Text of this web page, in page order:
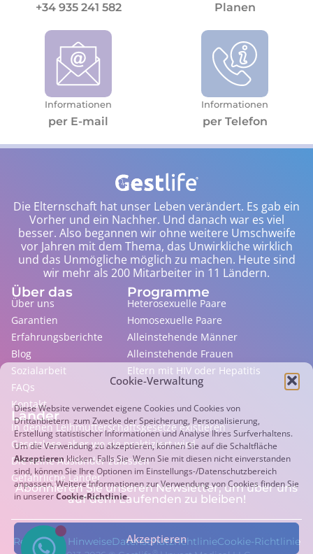
Cookie-Verwaltung
Diese Website verwendet eigene Cookies und Cookies von
Drittanbietern zum Zwecke der Speicherung, Personalisierung,
Erstellung statistischer Informationen und Analyse Ihres Surfverhaltens.
Um die Verwendung zu akzeptieren, können Sie auf die Schaltfläche
Akzeptierenklicken. Falls Sie Wenn Sie mit diesen nicht einverstanden
sind, können Sie Ihre Optionen im Einstellungs-/Datenschutzbereich
anpassen. Weitere Informationen zur Verwendung von Cookies finden Sie
in unsererCookie-Richtlinie.
Akzeptieren
+34 935 241 582 Planen
Informationen
per E-mail
Informationen
per Telefon
Die Elternschaft hat unser Leben verändert. Es gab ein
Vorher und ein Nachher. Und danach war es viel
besser. Also begannen wir ohne weitere Umschweife
vor Jahren mit dem Thema, das Unwirkliche wirklich
und das Unmögliche möglich zu machen. Heute sind
wir mehr als 200 Mitarbeiter in 11 Ländern.
Über das
Über uns
Garantien
Erfahrungsberichte
Blog
Sozialarbeit
FAQs
Kontakt
Programme
Heterosexuelle Paare
Homosexuelle Paare
Alleinstehende Männer
Alleinstehende Frauen
Eltern mit HIV oder Hepatitis
Länder
In denen Leihmutterschaftsgesetze existieren
Gesetzlose, aber wo sie praktiziert wird
Die keine Ausländer zulassen
Gefährliche Länder
Abonnieren Sie unseren Newsletter, um über uns
auf dem Laufenden zu bleiben!
Rechtliche HinweiseDatenschutzrichtlinieCookie-Richtlinie